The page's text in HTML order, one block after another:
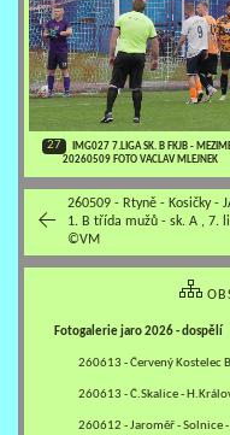
27
IMG027 7.LIGA SK. B FKJB -
20260509 FOTO VACLAV MLEJNEK
260509 - Rtyně - Kosičky -
1. B třída mužů - sk. A , 7.
©VM
Fotogalerie jaro 2026 - dospělí
260613 - Červený Kostelec
260613 - Č.Skalice -
260612 - Jaroměř - Solnice -